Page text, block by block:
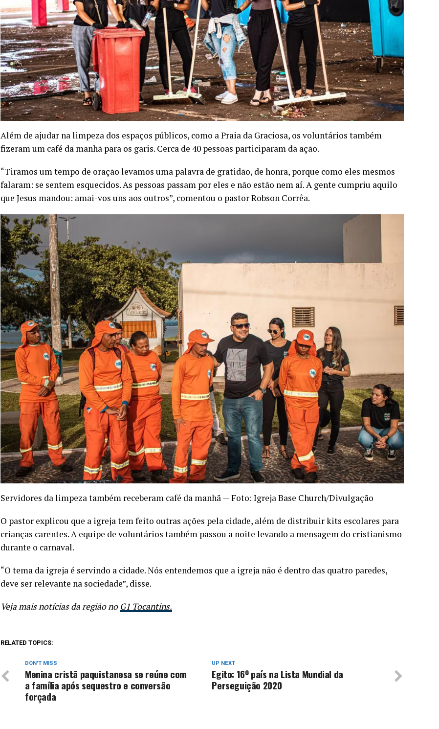
Além de ajudar na limpeza dos espaços públicos, como a Praia da Graciosa, os voluntários também
fizeram um café da manhã para os garis. Cerca de 40 pessoas participaram da ação.
“Tiramos um tempo de oração levamos uma palavra de gratidão, de honra, porque como eles mesmos
falaram: se sentem esquecidos. As pessoas passam por eles e não estão nem aí. A gente cumpriu aquilo
que Jesus mandou: amai-vos uns aos outros”, comentou o pastor Robson Corrêa.
Servidores da limpeza também receberam café da manhã — Foto: Igreja Base Church/Divulgação
O pastor explicou que a igreja tem feito outras ações pela cidade, além de distribuir kits escolares para
crianças carentes. A equipe de voluntários também passou a noite levando a mensagem do cristianismo
durante o carnaval.
“O tema da igreja é servindo a cidade. Nós entendemos que a igreja não é dentro das quatro paredes,
deve ser relevante na sociedade”, disse.
Veja mais notícias da região no G1 Tocantins.
RELATED TOPICS:
UP NEXT
Egito: 16º país na Lista Mundial da
Perseguição 2020
DON'T MISS
Menina cristã paquistanesa se reúne com
a família após sequestro e conversão
forçada